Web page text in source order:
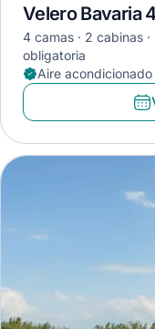
Velero Bavaria
4 camas 2 cabinas
obligatoria
Aire acondicionado